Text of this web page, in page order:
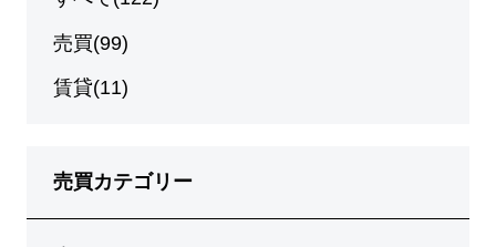
売買(99)
賃貸(11)
売買カテゴリー